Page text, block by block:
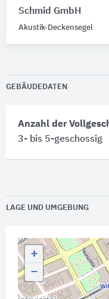
Schmid GmbH
Akustik-Deckensegel
GEBÄUDEDATEN
Anzahl der
3- bis 5-geschossig
LAGE UND UMGEBUNG
+
−